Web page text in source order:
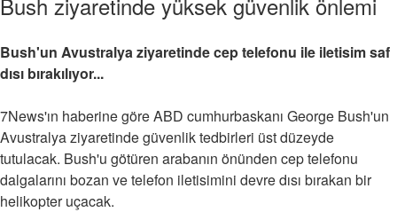
Bush'un Avustralya ziyaretinde cep telefonu ile iletisim saf
dısı bırakılıyor...
7News'ın haberine göre ABD cumhurbaskanı George Bush'un
Avustralya ziyaretinde güvenlik tedbirleri üst düzeyde
tutulacak. Bush'u götüren arabanın önünden cep telefonu
dalgalarını bozan ve telefon iletisimini devre dısı bırakan bir
helikopter uçacak.